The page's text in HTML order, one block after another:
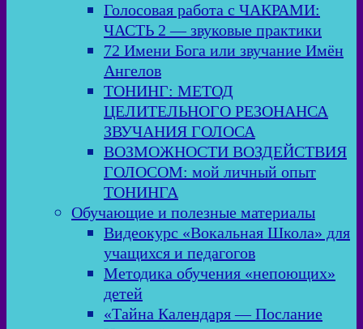
Голосовая работа с ЧАКРАМИ:
ЧАСТЬ 2 — звуковые практики
72 Имени Бога или звучание Имён
Ангелов
ТОНИНГ: МЕТОД
ЦЕЛИТЕЛЬНОГО РЕЗОНАНСА
ЗВУЧАНИЯ ГОЛОСА
ВОЗМОЖНОСТИ ВОЗДЕЙСТВИЯ
ГОЛОСОМ: мой личный опыт
ТОНИНГА
Обучающие и полезные материалы
Видеокурс «Вокальная Школа» для
учащихся и педагогов
Методика обучения «непоющих»
детей
«Тайна Календаря — Послание